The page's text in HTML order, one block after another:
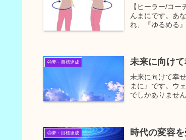
【ヒーラー/コ
んまにです。あ
れ、『ゆるめる
④夢・目標達成 未来に向け
未来に向けて幸
まに』です。ウ
でしかありませ
④夢・目標達成 時代の変容